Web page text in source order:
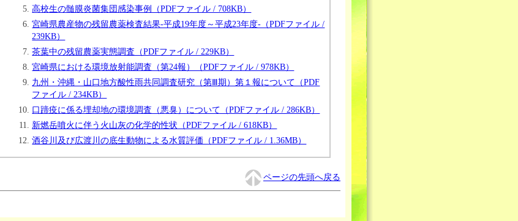
高校生の髄膜炎菌集団感染事例（PDFファイル / 708KB）
宮崎県農産物の残留農薬検査結果-平成19年度～平成23年度-（PDFファイル /
239KB）
茶葉中の残留農薬実態調査（PDFファイル / 229KB）
宮崎県における環境放射能調査（第24報）（PDFファイル / 978KB）
九州・沖縄・山口地方酸性雨共同調査研究（第Ⅲ期）第１報について（PDF
ファイル / 234KB）
口蹄疫に係る埋却地の環境調査（悪臭）について（PDFファイル / 286KB）
新燃岳噴火に伴う火山灰の化学的性状（PDFファイル / 618KB）
酒谷川及び広渡川の底生動物による水質評価（PDFファイル / 1.36MB）
ページの先頭へ戻る